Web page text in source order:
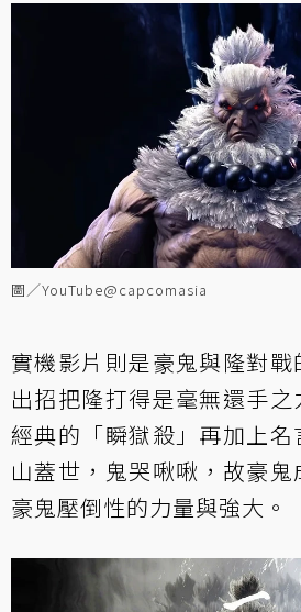
圖／YouTube@capcomasia
實機影片則是豪鬼與隆對
出招把隆打得是毫無還手之
經典的「瞬獄殺」再加上
山蓋世，鬼哭啾啾，故豪
豪鬼壓倒性的力量與強大。